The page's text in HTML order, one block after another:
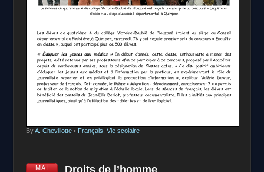
ByA. Chevillotte• Français, Vie scolaire
MAI Droits de l’homme